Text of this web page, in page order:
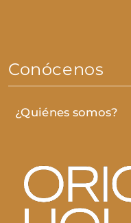
Conócenos
¿Quiénes somos?